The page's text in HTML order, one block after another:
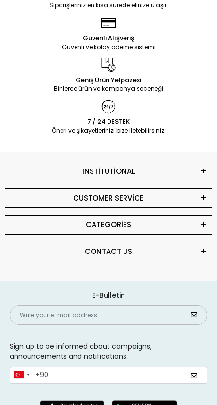
Siparişleriniz en kısa sürede elinize ulaşır.
Güvenli Alışveriş
Güvenli ve kolay ödeme sistemi
Geniş Ürün Yelpazesi
Binlerce ürün ve kampanya seçeneği
7 / 24 DESTEK
Öneri ve şikayetlerinizi bize iletebilirsiniz.
INSTİTUTİONAL
CUSTOMER SERVİCE
CATEGORİES
CONTACT US
E-Bulletin
Sign up to be informed about campaigns,
announcements and notifications.